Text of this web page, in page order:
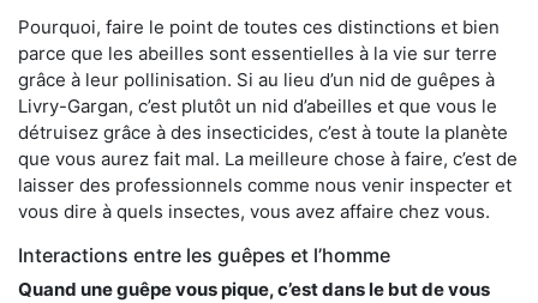
Pourquoi, faire le point de toutes ces distinctions et bien
parce que les abeilles sont essentielles à la vie sur terre
grâce à leur pollinisation. Si au lieu d’un nid de guêpes à
Livry-Gargan, c’est plutôt un nid d’abeilles et que vous le
détruisez grâce à des insecticides, c’est à toute la planète
que vous aurez fait mal. La meilleure chose à faire, c’est de
laisser des professionnels comme nous venir inspecter et
vous dire à quels insectes, vous avez affaire chez vous.
Interactions entre les guêpes et l’homme
Quand une guêpe vous pique, c’est dans le but de vous